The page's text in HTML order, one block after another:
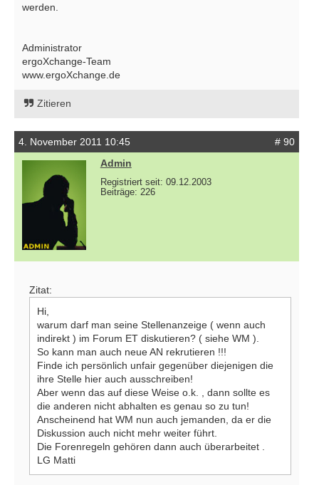
werden.
Administrator
ergoXchange-Team
www.ergoXchange.de
Zitieren
4. November 2011 10:45
# 90
Admin
Registriert seit: 09.12.2003
Beiträge: 226
Zitat:
Hi,
warum darf man seine Stellenanzeige ( wenn auch
indirekt ) im Forum ET diskutieren? ( siehe WM ).
So kann man auch neue AN rekrutieren !!!
Finde ich persönlich unfair gegenüber diejenigen die
ihre Stelle hier auch ausschreiben!
Aber wenn das auf diese Weise o.k. , dann sollte es
die anderen nicht abhalten es genau so zu tun!
Anscheinend hat WM nun auch jemanden, da er die
Diskussion auch nicht mehr weiter führt.
Die Forenregeln gehören dann auch überarbeitet .
LG Matti